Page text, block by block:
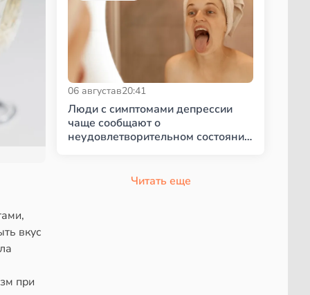
вкус
при
06 августав20:41
Люди с симптомами депрессии
чаще сообщают о
неудовлетворительном состоянии
Читать еще